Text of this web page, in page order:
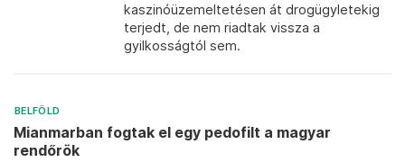
kaszinóüzemeltetésen át drogügyletekig
terjedt, de nem riadtak vissza a
gyilkosságtól sem.
BELFÖLD
Mianmarban fogtak el egy pedofilt a magyar
rendőrök